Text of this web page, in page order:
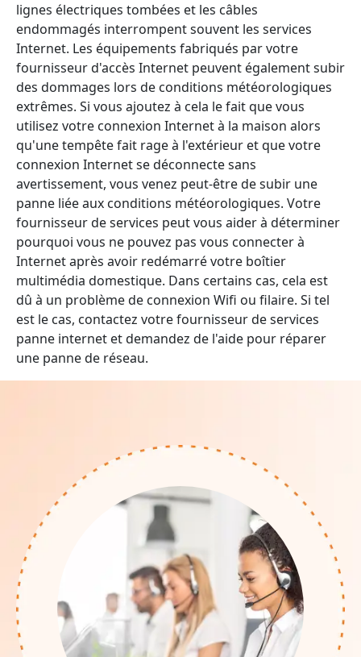
lignes électriques tombées et les câbles
endommagés interrompent souvent les services
Internet. Les équipements fabriqués par votre
fournisseur d'accès Internet peuvent également subir
des dommages lors de conditions météorologiques
extrêmes. Si vous ajoutez à cela le fait que vous
utilisez votre connexion Internet à la maison alors
qu'une tempête fait rage à l'extérieur et que votre
connexion Internet se déconnecte sans
avertissement, vous venez peut-être de subir une
panne liée aux conditions météorologiques. Votre
fournisseur de services peut vous aider à déterminer
pourquoi vous ne pouvez pas vous connecter à
Internet après avoir redémarré votre boîtier
multimédia domestique. Dans certains cas, cela est
dû à un problème de connexion Wifi ou filaire. Si tel
est le cas, contactez votre fournisseur de services
panne internet et demandez de l'aide pour réparer
une panne de réseau.